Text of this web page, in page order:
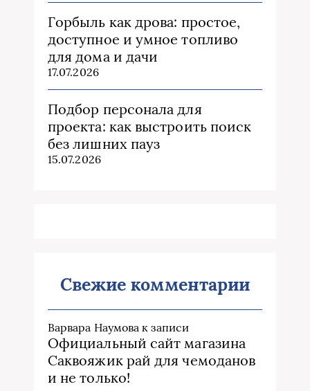
Горбыль как дрова: простое,
доступное и умное топливо
для дома и дачи
17.07.2026
Подбор персонала для
проекта: как выстроить поиск
без лишних пауз
15.07.2026
Свежие комментарии
Варвара Наумова к записи
Официальный сайт магазина
Саквояжик рай для чемоданов
и не только!